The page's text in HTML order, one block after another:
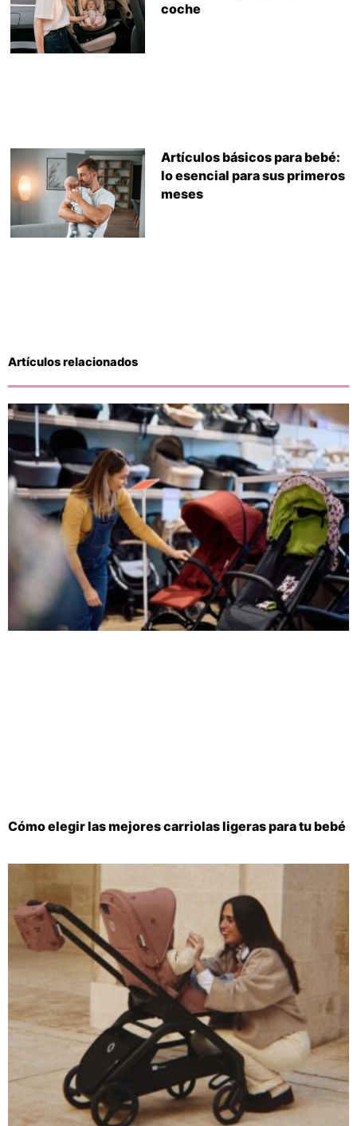
coche
Artículos básicos para bebé:
lo esencial para sus primeros
meses
Artículos relacionados
Cómo elegir las mejores carriolas ligeras para tu bebé